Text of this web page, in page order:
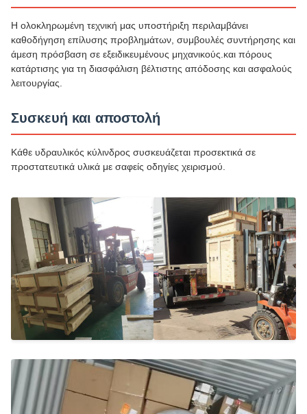
Η ολοκληρωμένη τεχνική μας υποστήριξη περιλαμβάνει
καθοδήγηση επίλυσης προβλημάτων, συμβουλές συντήρησης και
άμεση πρόσβαση σε εξειδικευμένους μηχανικούς.και πόρους
κατάρτισης για τη διασφάλιση βέλτιστης απόδοσης και ασφαλούς
λειτουργίας.
Συσκευή και αποστολή
Κάθε υδραυλικός κύλινδρος συσκευάζεται προσεκτικά σε
προστατευτικά υλικά με σαφείς οδηγίες χειρισμού.